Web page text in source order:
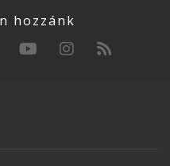
hozzánk